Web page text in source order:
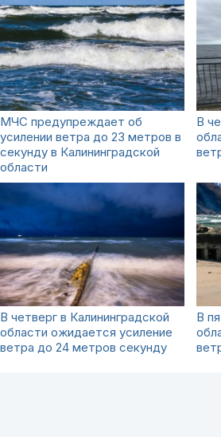
МЧС предупреждает об
усилении ветра до 23 метров в
секунду в Калининградской
области
В
В четверг в Калининградской
области ожидается усиление
ветра до 24 метров секунду
В